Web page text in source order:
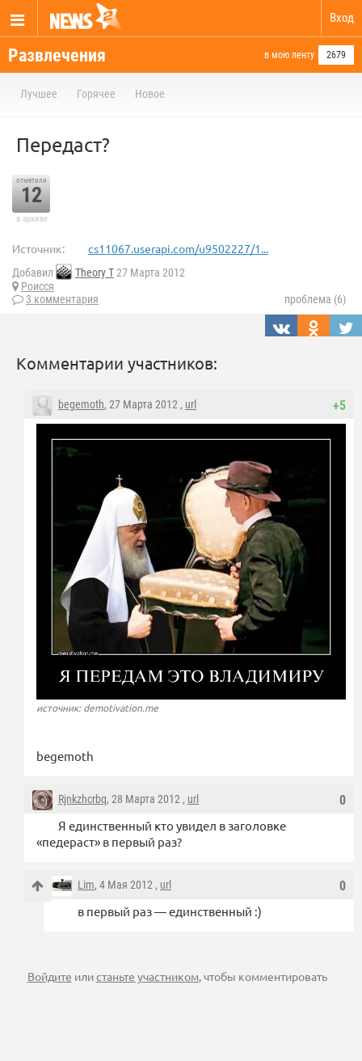
Вход
Развлечения в мою ленту 2679
Лучшее Горячее Новое
Передаст?
отметили
12
в архиве
Источник: cs11067.userapi.com/u9502227/1...
Добавил Theory T27 Марта 2012
Роисся
3 комментария
проблема (6)
Комментарии участников:
+5
begemoth, 27 Марта 2012 , url
источник: demotivation.me
begemoth
0
Rjnkzhcrbq, 28 Марта 2012 , url
Я единственный кто увидел в заголовке
«педераст» в первый раз?
0
Lim, 4 Мая 2012 , url
в первый раз — единственный :)
Войдите илистаньте участником, чтобы комментировать